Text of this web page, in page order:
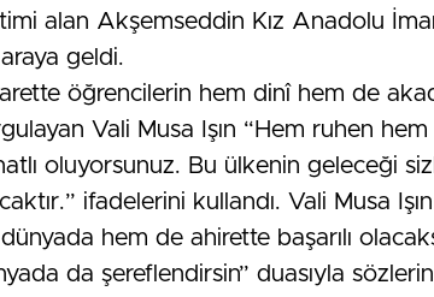
alan Akşemseddin Kız Anadolu
geldi.
öğrencilerin hem dinî hem de
Vali Musa Işın “Hem ruhen
oluyorsunuz. Bu ülkenin geleceği
ifadelerini kullandı. Vali Musa
hem de ahirette başarılı
da şereflendirsin” duasıyla